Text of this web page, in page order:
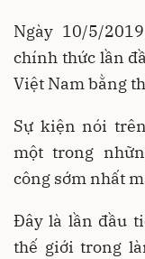
Ngày 10/5/
chính thức lần
Việt Nam bằng
Sự kiện nói
một trong
công sớm nhất
Đây là lần đầu
thế giới trong